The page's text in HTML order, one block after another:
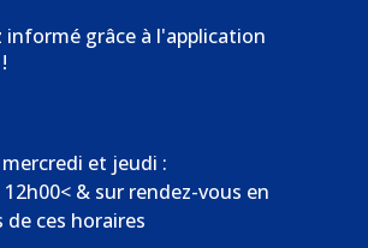
informé grâce à l'application
et jeudi :
12h00< & sur rendez-vous en
de ces horaires